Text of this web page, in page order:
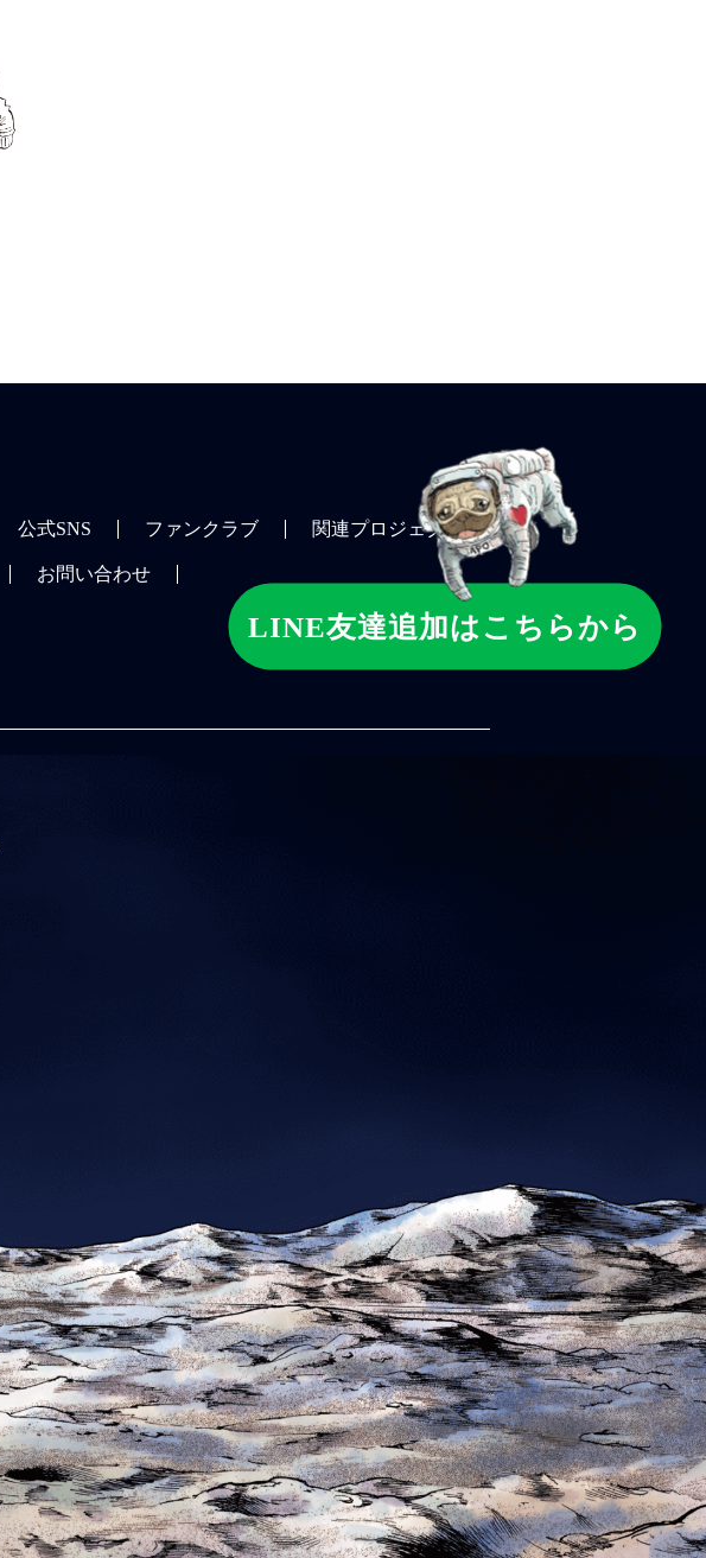
LINE友達追加はこちらから
公式SNS ファンクラブ 関連プロジェクト
お問い合わせ